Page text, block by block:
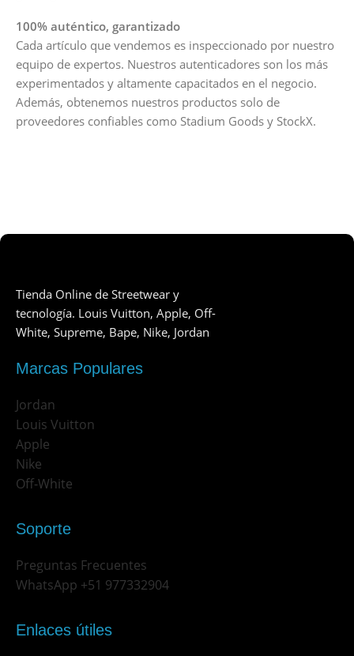
100% auténtico, garantizado
Cada artículo que vendemos es inspeccionado por nuestro
equipo de expertos. Nuestros autenticadores son los más
experimentados y altamente capacitados en el negocio.
Además, obtenemos nuestros productos solo de
proveedores confiables como Stadium Goods y StockX.
Tienda Online de Streetwear y
tecnología. Louis Vuitton, Apple, Off-
White, Supreme, Bape, Nike, Jordan
Marcas Populares
Jordan
Louis Vuitton
Apple
Nike
Off-White
Soporte
Preguntas Frecuentes
WhatsApp +51 977332904
Enlaces útiles